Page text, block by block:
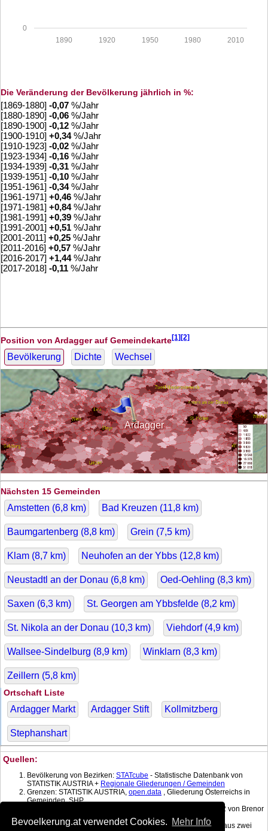
Bevoelkerung.at verwendet Cookies. Mehr Info
0
2010
1980
1950
1920
1890
Die Veränderung der Bevölkerung jährlich in %:
[1869-1880] -0,07 %/Jahr
[1880-1890] -0,06 %/Jahr
[1890-1900] -0,12 %/Jahr
[1900-1910] +0,34%/Jahr
[1910-1923] -0,02 %/Jahr
[1923-1934] -0,16 %/Jahr
[1934-1939] -0,31 %/Jahr
[1939-1951] -0,10 %/Jahr
[1951-1961] -0,34%/Jahr
[1961-1971] +0,46 %/Jahr
[1971-1981] +0,84%/Jahr
[1981-1991] +0,39 %/Jahr
[1991-2001] +0,51 %/Jahr
[2001-2011] +0,25 %/Jahr
[2011-2016] +0,57 %/Jahr
[2016-2017] +1,44%/Jahr
[2017-2018] -0,11 %/Jahr
Position von Ardagger auf Gemeindekarte[1][2]
Bevölkerung Dichte Wechsel
Ardagger
Nächsten 15 Gemeinden
Amstetten (6,8 km) Bad Kreuzen (11,8 km)
Baumgartenberg (8,8 km) Grein (7,5 km)
Klam (8,7 km) Neuhofen an der Ybbs (12,8 km)
Neustadtl an der Donau (6,8 km) Oed-Oehling (8,3 km)
Saxen (6,3 km) St. Georgen am Ybbsfelde (8,2 km)
St. Nikola an der Donau (10,3 km) Viehdorf (4,9 km)
Wallsee-Sindelburg (8,9 km) Winklarn (8,3 km)
Zeillern (5,8 km)
Ortschaft Liste
Ardagger Markt Ardagger Stift Kollmitzberg
Stephanshart
Quellen:
Bevölkerung von Bezirken: STATcube - Statistische Datenbank von
STATISTIK AUSTRIA + Regionale Gliederungen / Gemeinden
Grenzen: STATISTIK AUSTRIA, open.data , Gliederung Österreichs in
Gemeinden, SHP
1.2 von Brenor
Brophy
Bevölkerung am Datum: Berechnet mit linearer Interpolation aus zwei